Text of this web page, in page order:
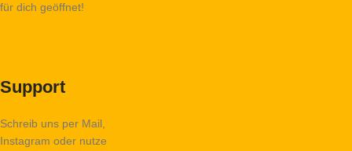
für dich geöffnet!
Support
Schreib uns per Mail,
Instagram oder nutze